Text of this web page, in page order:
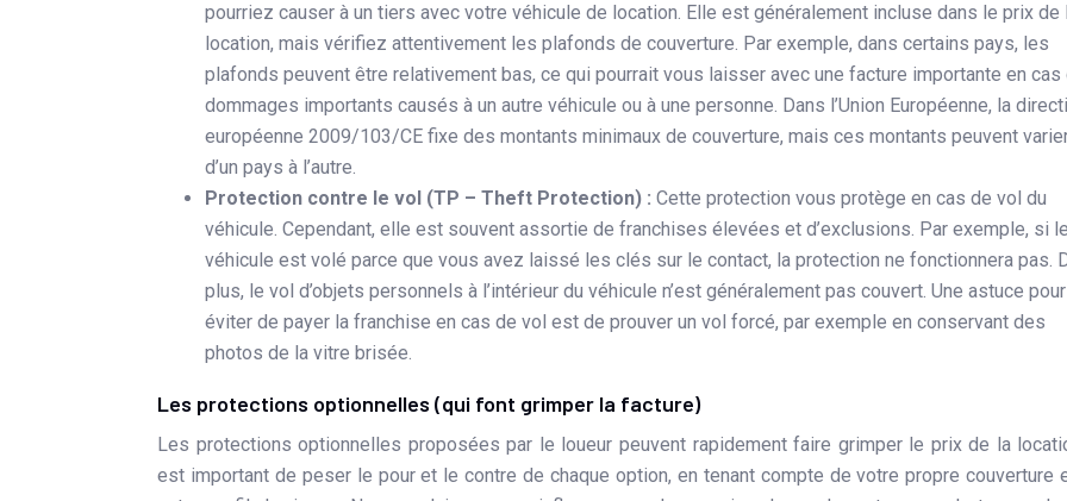
pourriez causer à un tiers avec votre véhicule de location. Elle est généralement incluse dans le prix de
location, mais vérifiez attentivement les plafonds de couverture. Par exemple, dans certains pays, les
plafonds peuvent être relativement bas, ce qui pourrait vous laisser avec une facture importante en cas
dommages importants causés à un autre véhicule ou à une personne. Dans l’Union Européenne, la
européenne 2009/103/CE fixe des montants minimaux de couverture, mais ces montants peuvent
d’un pays à l’autre.
Protection contre le vol (TP – Theft Protection) : Cette protection vous protège en cas de vol du
véhicule. Cependant, elle est souvent assortie de franchises élevées et d’exclusions. Par exemple, si le
véhicule est volé parce que vous avez laissé les clés sur le contact, la protection ne fonctionnera pas.
plus, le vol d’objets personnels à l’intérieur du véhicule n’est généralement pas couvert. Une astuce pour
éviter de payer la franchise en cas de vol est de prouver un vol forcé, par exemple en conservant des
photos de la vitre brisée.
Les protections optionnelles (qui font grimper la facture)
Les protections optionnelles proposées par le loueur peuvent rapidement faire grimper le prix de la
est important de peser le pour et le contre de chaque option, en tenant compte de votre propre couverture